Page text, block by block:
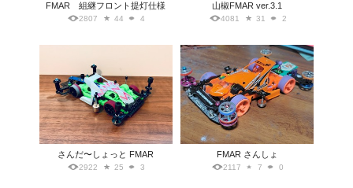
FMAR 組継フロント提灯仕様
2807 44 4
山椒FMAR ver.3.1
4081 31 2
さんだ〜しょっと FMAR
2922 25 3
FMAR さんしょ
2117 7 0